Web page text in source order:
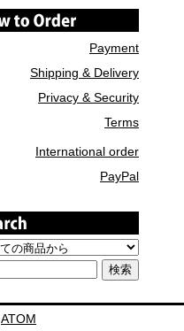
Payment
Shipping & Delivery
Privacy & Security
Terms
International order
PayPal
ATOM